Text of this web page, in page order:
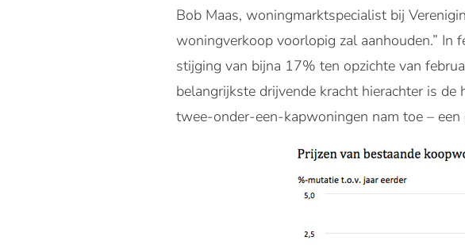
Bob Maas, woningmarktspecialist bij
woningverkoop voorlopig zal aanhouden.”
stijging van bijna 17% ten opzichte van
belangrijkste drijvende kracht hierachter is de
twee-onder-een-kapwoningen nam toe –